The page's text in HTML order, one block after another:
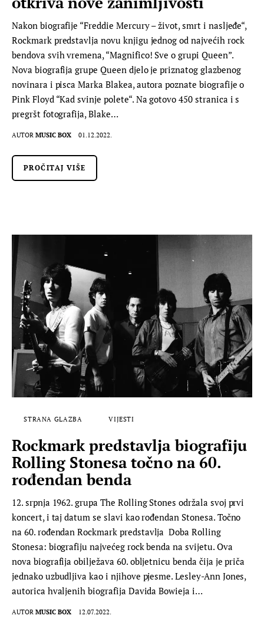
Nakon biografije “Freddie Mercury – život, smrt i nasljeđe“,
Rockmark predstavlja novu knjigu jednog od najvećih rock
bendova svih vremena, “Magnifico! Sve o grupi Queen”.
Nova biografija grupe Queen djelo je priznatog glazbenog
novinara i pisca Marka Blakea, autora poznate biografije o
Pink Floyd “Kad svinje polete“. Na gotovo 450 stranica i s
pregršt fotografija, Blake…
AUTOR MUSIC BOX 01.12.2022.
PROČITAJ VIŠE
STRANA GLAZBA VIJESTI
Rockmark predstavlja biografiju
Rolling Stonesa točno na 60.
rođendan benda
12. srpnja 1962. grupa The Rolling Stones održala svoj prvi
koncert, i taj datum se slavi kao rođendan Stonesa. Točno
na 60. rođendan Rockmark predstavlja Doba Rolling
Stonesa: biografiju najvećeg rock benda na svijetu. Ova
nova biografija obilježava 60. obljetnicu benda čija je priča
jednako uzbudljiva kao i njihove pjesme. Lesley-Ann Jones,
autorica hvaljenih biografija Davida Bowieja i…
AUTOR MUSIC BOX 12.07.2022.